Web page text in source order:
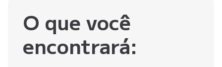
O que você
encontrará: